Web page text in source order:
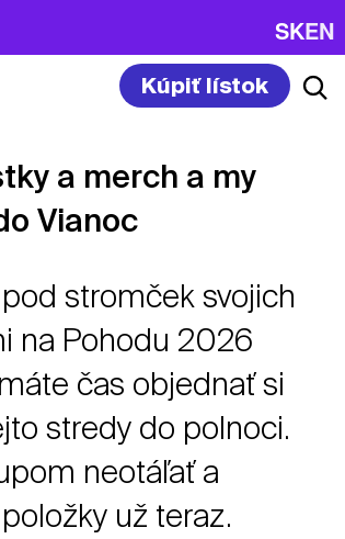
SKEN
Kúpiť lístok
a merch a my
Vianoc
stromček svojich
na Pohodu 2026
čas objednať si
stredy do polnoci.
neotáľať a
už teraz.